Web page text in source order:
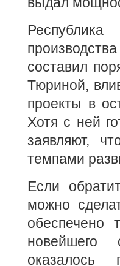
составил
Тюриной,
проекты в
Хотя с ней
заявляют,
темпами
Если
можно
обеспечено
новейшего
оказалось